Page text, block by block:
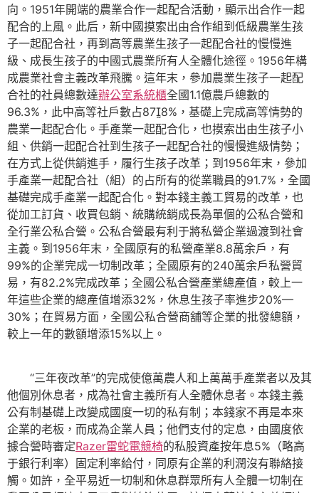
向。1951年開端的農業合作一起配合活動，顯示出合作一起
配合的上風。此后，新中國摸索出由合作組到低級農業生孩
子一起配合社，再到高等農業生孩子一起配合社的慢慢進
級、成長生孩子的中國式農業所有人全體化途徑。1956年構
成農業社會主義改革飛騰。這年末，參加農業生孩子一起配
合社的社員總數達辦公室系統櫃全國1.1億農戶總數的
96.3%，此中高等社戶數占878%，基礎上完成高等情勢的
農業一起配合化。手產業一起配合化，也摸索出由生孩子小
組、供銷一起配合社到生孩子一起配合社的慢慢進級情勢；
在方式上從供銷進手，履行生孩子改革；到1956年末，參加
手產業一起配合社（組）的占所有的從業職員的91.7%，全國
基礎完成手產業一起配合化。對本錢主義工貿易的改革，也
從加工訂貨、收買包銷、統購統銷成長為單個的公私合營和
全行業公私合營。公私合營最有利于將私營企業過渡到社會
主義。到1956年末，全國原有的私營產業8.8萬余戶，有
99%的企業完成一切制改革；全國原有的240萬余戶私營貿
易，有82.2%完成改革；全國公私合營產業總產值，較上一
年這些企業的總產值增添32%，休息生孩子率進步20%—
30%；在貿易方面，全國公私合營商舖等企業的批發總額，
較上一年的數額增添15%以上。
“三年夜改革”的完成使億萬農人和上萬萬手產業者以及其
他個別休息者，成為社會主義所有人全體休息者。本錢主義
公有制基礎上改變成國度一切的私有制；本錢家不再是本來
企業的老板，而成為企業人員；他們支付的定息，由國度依
據合營時審定Razer雷蛇電競椅的私股資產按年息5%（略高
于銀行利率）固定利率給付，同原有企業的利潤沒有聯絡接
觸。如許，全平易近一切制和休息群眾所有人全體一切制在